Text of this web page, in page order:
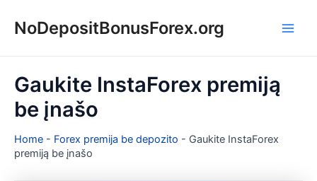
prieNoDepositBonusForex.org
Gaukite InstaForex premiją
be įnašo
Home - Forex premija be depozito - Gaukite InstaForex
premiją be įnašo